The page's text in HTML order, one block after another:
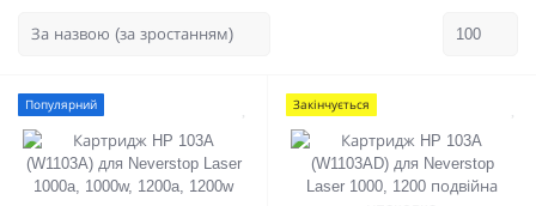
Популярний Закінчується